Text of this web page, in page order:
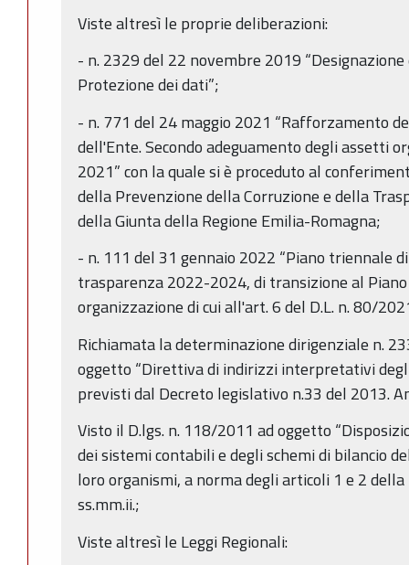
Viste altresì le proprie deliberazioni:
- n. 2329 del 22 novembre 2019
Protezione dei dati”;
- n. 771 del 24 maggio 2021 “Rafforzamento
dell'Ente. Secondo adeguamento degli assetti
2021” con la quale si è proceduto al
della Prevenzione della Corruzione e della
della Giunta della Regione Emilia-Romagna;
- n. 111 del 31 gennaio 2022 “Piano triennale
trasparenza 2022-2024, di transizione al
organizzazione di cui all'art. 6 del D.L. n. 80/
Richiamata la determinazione dirigenziale n.
oggetto “Direttiva di indirizzi interpretativi
previsti dal Decreto legislativo n.33 del 2013.
Visto il D.lgs. n. 118/2011 ad oggetto
dei sistemi contabili e degli schemi di bilancio
loro organismi, a norma degli articoli 1 e 2
ss.mm.ii.;
Viste altresì le Leggi Regionali: